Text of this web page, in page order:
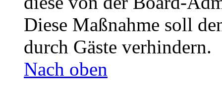
Diese Maßnahme soll
durch Gäste verhindern.
Nach oben